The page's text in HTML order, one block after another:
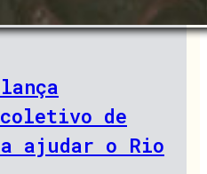
de
ajudar o Rio